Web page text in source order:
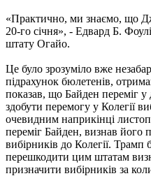
«Практично, ми знаємо, що
20-го січня», - Едвард Б.
штату Огайо.
Це було зрозуміло вже
підрахунок бюлетенів,
показав, що Байден переміг у
здобути перемогу у Колегії
очевидним наприкінці
переміг Байден, визнав його
вибірників до Колегії. Трамп
перешкодити цим штатам
призначити вибірників за